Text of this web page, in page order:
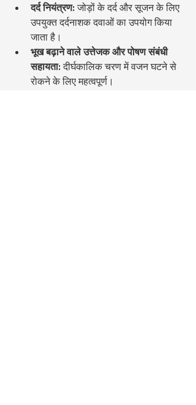
दर्द नियंत्रण: जोड़ों के दर्द और सूजन के लिए
उपयुक्त दर्दनाशक दवाओं का उपयोग किया
जाता है।
भूख बढ़ाने वाले उत्तेजक और पोषण संबंधी
सहायता: दीर्घकालिक चरण में वजन घटने से
रोकने के लिए महत्वपूर्ण।